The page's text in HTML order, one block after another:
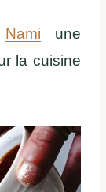
Nami une
la cuisine